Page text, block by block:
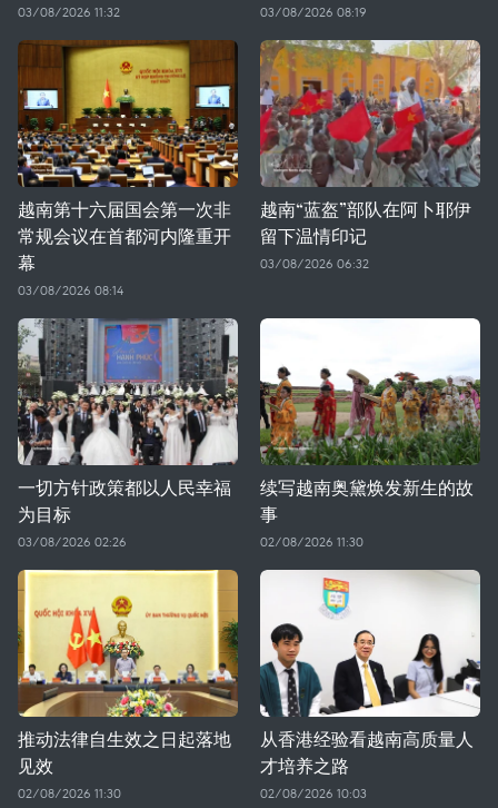
03/08/2026 11:32 03/08/2026 08:19
越南第十六届国会第一次非
常规会议在首都河内隆重开
幕
03/08/2026 08:14
越南“蓝盔”部队在阿卜耶伊
留下温情印记
03/08/2026 06:32
一切方针政策都以人民幸福
为目标
03/08/2026 02:26
续写越南奥黛焕发新生的故
事
02/08/2026 11:30
推动法律自生效之日起落地
见效
02/08/2026 11:30
从香港经验看越南高质量人
才培养之路
02/08/2026 10:03